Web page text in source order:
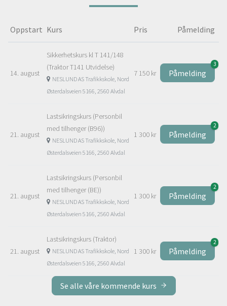
Oppstart Kurs Pris Påmelding
14. august
Sikkerhetskurs kl T 141/148
(Traktor T141 Utvidelse)
NESLUND AS Trafikkskole, Nord
Østerdalsveien 5166, 2560 Alvdal
7 150 kr Påmelding
3
21. august
Lastsikringskurs (Personbil
med tilhenger (B96))
NESLUND AS Trafikkskole, Nord
Østerdalsveien 5166, 2560 Alvdal
1 300 kr Påmelding
2
21. august
Lastsikringskurs (Personbil
med tilhenger (BE))
NESLUND AS Trafikkskole, Nord
Østerdalsveien 5166, 2560 Alvdal
1 300 kr Påmelding
2
21. august
Lastsikringskurs (Traktor)
NESLUND AS Trafikkskole, Nord
Østerdalsveien 5166, 2560 Alvdal
1 300 kr Påmelding
2
Se alle våre kommende kurs